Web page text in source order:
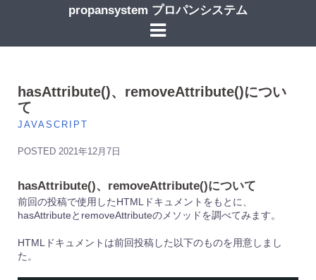
ン
propansystem プロパンシステム
hasAttribute()、removeAttribute()につい
て
JAVASCRIPT
POSTED 2021年12月7日
hasAttribute()、removeAttribute()について
前回の投稿で使用したHTMLドキュメントをもとに、
hasAttributeとremoveAttributeのメソッドを調べてみます。
HTMLドキュメントは前回投稿した以下のものを用意しまし
た。